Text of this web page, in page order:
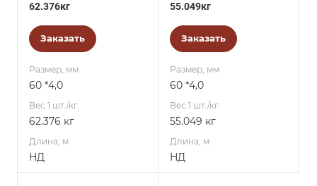
62.376кг
Заказать
Размер, мм
60 *4,0
Вес 1 шт./кг.
62.376 кг
Длина, м
НД
55.049кг
Заказать
Размер, мм
60 *4,0
Вес 1 шт./кг.
55.049 кг
Длина, м
НД